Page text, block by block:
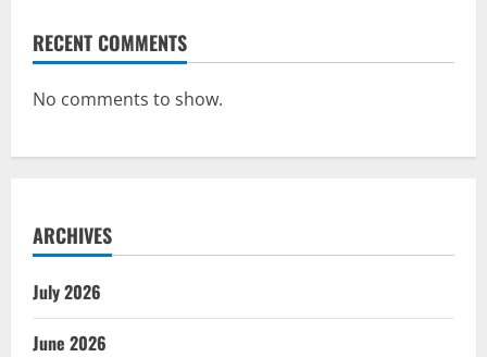
RECENT COMMENTS
No comments to show.
ARCHIVES
July 2026
June 2026